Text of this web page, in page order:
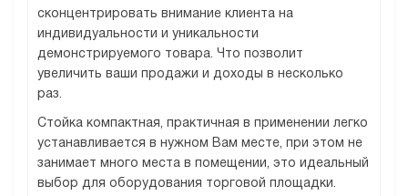
сконцентрировать внимание клиента на
индивидуальности и уникальности
демонстрируемого товара. Что позволит
увеличить ваши продажи и доходы в несколько
раз.
Стойка компактная, практичная в применении легко
устанавливается в нужном Вам месте, при этом не
занимает много места в помещении, это идеальный
выбор для оборудования торговой площадки.